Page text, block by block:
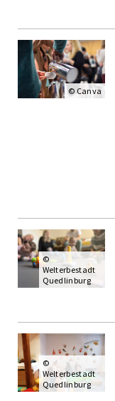
© Canva
©
Welterbestadt
Quedlinburg
©
Welterbestadt
Quedlinburg